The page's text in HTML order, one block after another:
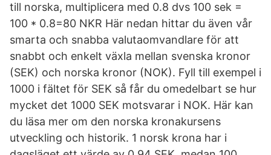
till norska, multiplicera med 0.8 dvs 100 sek =
100 * 0.8=80 NKR Här nedan hittar du även vår
smarta och snabba valutaomvandlare för att
snabbt och enkelt växla mellan svenska kronor
(SEK) och norska kronor (NOK). Fyll till exempel i
1000 i fältet för SEK så får du omedelbart se hur
mycket det 1000 SEK motsvarar i NOK. Här kan
du läsa mer om den norska kronakursens
utveckling och historik. 1 norsk krona har i